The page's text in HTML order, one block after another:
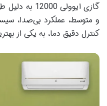
گازی
و متوسط، عملکرد بی‌صدا،
کنترل دقیق دما، به یکی از